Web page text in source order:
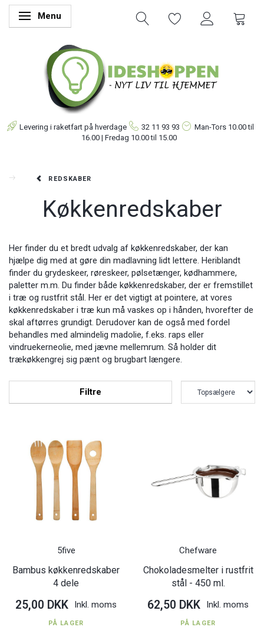
Skifte navigation
Menu
Levering i raketfart på hverdage 32 11 93 93 Man-Tors 10.00 til
16.00 | Fredag 10.00 til 15.00
REDSKABER
Køkkenredskaber
Her finder du et bredt udvalg af køkkenredskaber, der kan
hjælpe dig med at gøre din madlavning lidt lettere. Heriblandt
finder du grydeskeer, røreskeer, pølsetænger, kødhammere,
paletter m.m. Du finder både køkkenredskaber, der er fremstillet
i træ og rustfrit stål. Her er det vigtigt at pointere, at vores
køkkenredskaber i træ kun må vaskes op i hånden, hvorefter de
skal aftørres grundigt. Derudover kan de også med fordel
behandles med almindelig madolie, f.eks. raps eller
vindruekerneolie, med jævne mellemrum. Så holder dit
trækøkkengrej sig pænt og brugbart længere.
Filtre
5five
Bambus køkkenredskaber
4 dele
25,00 DKK Inkl. moms
PÅ LAGER
Chefware
Chokoladesmelter i rustfrit
stål - 450 ml.
62,50 DKK Inkl. moms
PÅ LAGER